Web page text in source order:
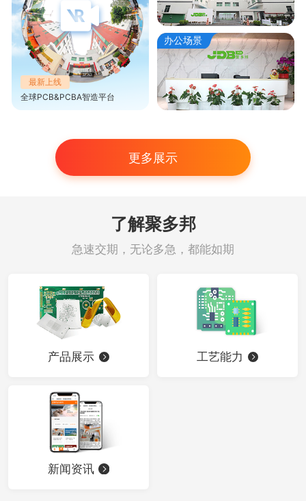
最新上线
全球PCB&PCBA智造平台
办公场景
更多展示
了解聚多邦
急速交期，无论多急，都能如期
产品展示 工艺能力
新闻资讯